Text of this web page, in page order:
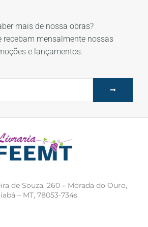
mais de nossa obras?
recebam mensalmente nossas
e lançamentos.
de Souza, 260 – Morada do Ouro,
– MT, 78053-734s